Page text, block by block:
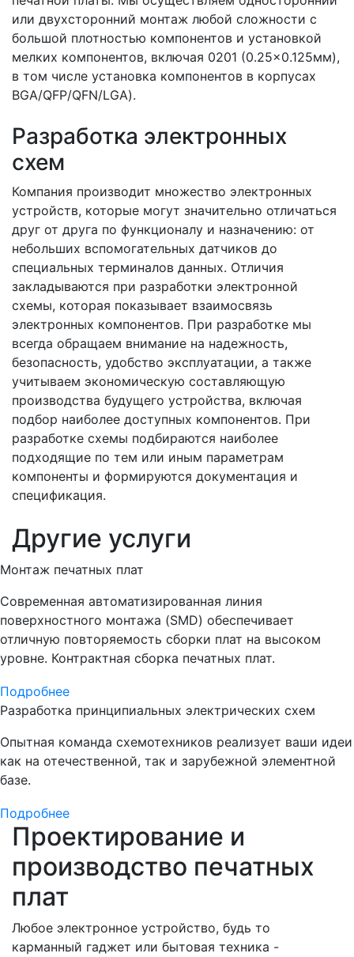
или двухсторонний монтаж любой сложности с
большой плотностью компонентов и установкой
мелких компонентов, включая 0201 (0.25×0.125мм),
в том числе установка компонентов в корпусах
BGA/QFP/QFN/LGA).
Разработка электронных
схем
Компания производит множество электронных
устройств, которые могут значительно отличаться
друг от друга по функционалу и назначению: от
небольших вспомогательных датчиков до
специальных терминалов данных. Отличия
закладываются при разработки электронной
схемы, которая показывает взаимосвязь
электронных компонентов. При разработке мы
всегда обращаем внимание на надежность,
безопасность, удобство эксплуатации, а также
учитываем экономическую составляющую
производства будущего устройства, включая
подбор наиболее доступных компонентов. При
разработке схемы подбираются наиболее
подходящие по тем или иным параметрам
компоненты и формируются документация и
спецификация.
Другие услуги
Монтаж печатных плат
Современная автоматизированная линия
поверхностного монтажа (SMD) обеспечивает
отличную повторяемость сборки плат на высоком
уровне. Контрактная сборка печатных плат.
Подробнее
Разработка принципиальных электрических схем
Опытная команда схемотехников реализует ваши идеи
как на отечественной, так и зарубежной элементной
базе.
Подробнее
Проектирование и
производство печатных
плат
Любое электронное устройство, будь то
карманный гаджет или бытовая техника -